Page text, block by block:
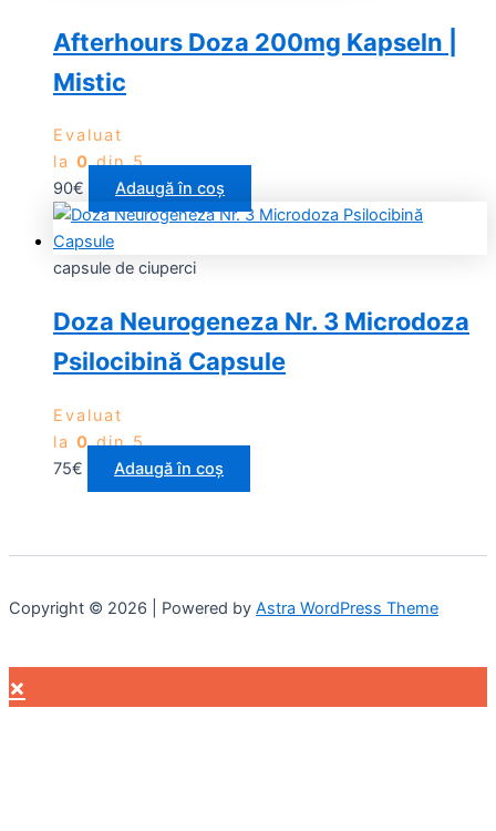
Afterhours Doza 200mg Kapseln |
Mistic
Evaluat
la 0din 5
90€ Adaugă în coș
capsule de ciuperci
Doza Neurogeneza Nr. 3 Microdoza
Psilocibină Capsule
Evaluat
la 0din 5
75€ Adaugă în coș
Copyright © 2026 | Powered by Astra WordPress Theme
×